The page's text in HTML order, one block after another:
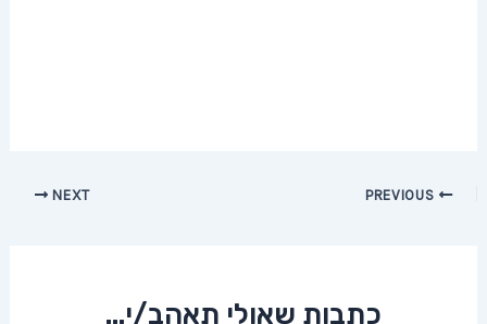
Post
NEXT
כתבות שאולי תאהב/י...